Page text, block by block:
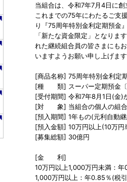
当組合は、令和7年7月4日に創
これまでの75年にわたるご支
り『75周年特別金利定期預金
「新たな資金限定」となりま
れた継続組合員の皆さまにも
いますようお願い申し上げます
[商品名称] 75周年特別金利定
[種 類] スーパー定期預金〔
[受付期間] 令和7年8月1日(金)
[対 象] 当組合の個人の組合
[預入期間] 1年もの(元利自動
[預入金額] 10万円以上(10万円
[募集総額] 30億円
[金 利]
10万円以上1,000万円未満：
1,000万円以上：年0.85％(税